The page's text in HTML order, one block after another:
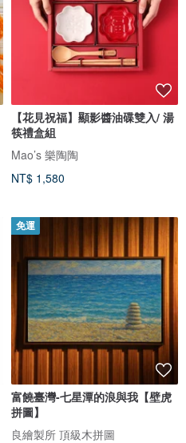
【花見祝福】顯影醬油碟雙入/ 湯
筷禮盒組
Mao’s 樂陶陶
NT$ 1,580
免運
富饒臺灣-七星潭的浪與我【壁虎
拼圖】
良繪製所 頂級木拼圖